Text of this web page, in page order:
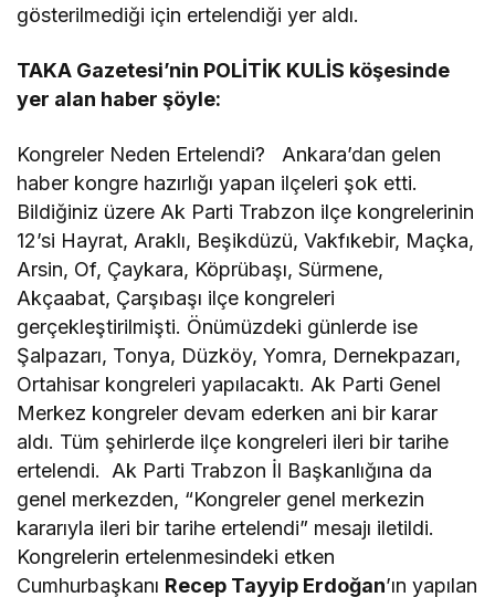
gösterilmediği için ertelendiği yer aldı.
TAKA Gazetesi’nin POLİTİK KULİS köşesinde
yer alan haber şöyle:
Kongreler Neden Ertelendi? Ankara’dan gelen
haber kongre hazırlığı yapan ilçeleri şok etti.
Bildiğiniz üzere Ak Parti Trabzon ilçe kongrelerinin
12’si Hayrat, Araklı, Beşikdüzü, Vakfıkebir, Maçka,
Arsin, Of, Çaykara, Köprübaşı, Sürmene,
Akçaabat, Çarşıbaşı ilçe kongreleri
gerçekleştirilmişti. Önümüzdeki günlerde ise
Şalpazarı, Tonya, Düzköy, Yomra, Dernekpazarı,
Ortahisar kongreleri yapılacaktı. Ak Parti Genel
Merkez kongreler devam ederken ani bir karar
aldı. Tüm şehirlerde ilçe kongreleri ileri bir tarihe
ertelendi. Ak Parti Trabzon İl Başkanlığına da
genel merkezden, “Kongreler genel merkezin
kararıyla ileri bir tarihe ertelendi” mesajı iletildi.
Kongrelerin ertelenmesindeki etken
Cumhurbaşkanı Recep Tayyip Erdoğan’ın yapılan